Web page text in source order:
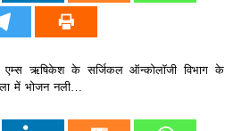
ऋषिकेश के सर्जिकल ऑन्कोलॉजी विभाग के
में भोजन नली…